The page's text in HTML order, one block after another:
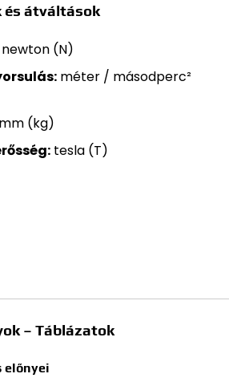
és átváltások
newton (N)
méter / másodperc²
(kg)
tesla (T)
– Táblázatok
előnyei